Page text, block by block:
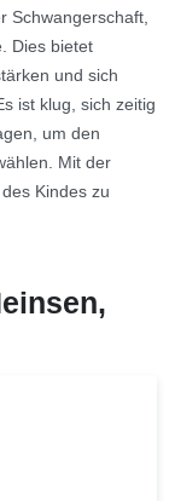
Schwangerschaft,
Dies bietet
und sich
ist klug, sich zeitig
um den
Mit der
Kindes zu